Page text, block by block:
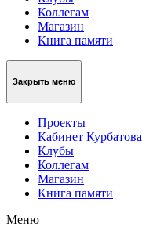
Коллегам
Магазин
Книга памяти
Закрыть меню
Проекты
Кабинет Курбатова
Клубы
Коллегам
Магазин
Книга памяти
Меню